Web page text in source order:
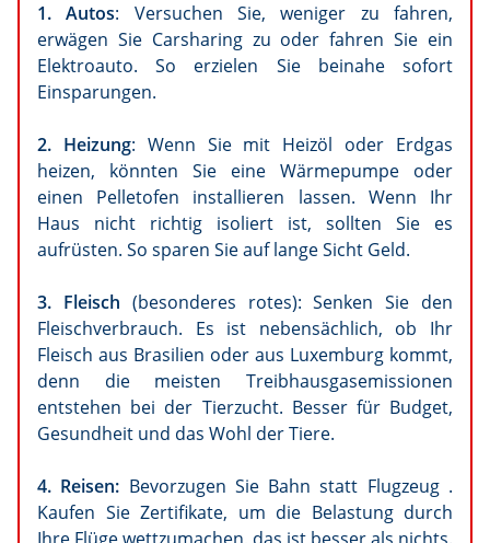
1. Autos: Versuchen Sie, weniger zu fahren,
erwägen Sie Carsharing zu oder fahren Sie ein
Elektroauto. So erzielen Sie beinahe sofort
Einsparungen.
2. Heizung: Wenn Sie mit Heizöl oder Erdgas
heizen, könnten Sie eine Wärmepumpe oder
einen Pelletofen installieren lassen. Wenn Ihr
Haus nicht richtig isoliert ist, sollten Sie es
aufrüsten. So sparen Sie auf lange Sicht Geld.
3. Fleisch (besonderes rotes): Senken Sie den
Fleischverbrauch. Es ist nebensächlich, ob Ihr
Fleisch aus Brasilien oder aus Luxemburg kommt,
denn die meisten Treibhausgasemissionen
entstehen bei der Tierzucht. Besser für Budget,
Gesundheit und das Wohl der Tiere.
4. Reisen: Bevorzugen Sie Bahn statt Flugzeug .
Kaufen Sie Zertifikate, um die Belastung durch